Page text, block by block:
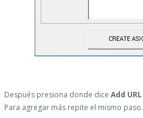
Después presiona donde dice Add URL
Para agregar más repite el mismo paso.